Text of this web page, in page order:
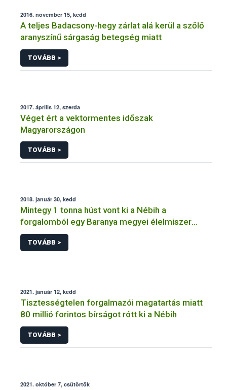
2016. november 15, kedd
A teljes Badacsony-hegy zárlat alá kerül a szőlő
aranyszínű sárgaság betegség miatt
TOVÁBB >
2017. április 12, szerda
Véget ért a vektormentes időszak
Magyarországon
TOVÁBB >
2018. január 30, kedd
Mintegy 1 tonna húst vont ki a Nébih a
forgalomból egy Baranya megyei élelmiszer
előállító egységben
TOVÁBB >
2021. január 12, kedd
Tisztességtelen forgalmazói magatartás miatt
80 millió forintos bírságot rótt ki a Nébih
TOVÁBB >
2021. október 7, csütörtök